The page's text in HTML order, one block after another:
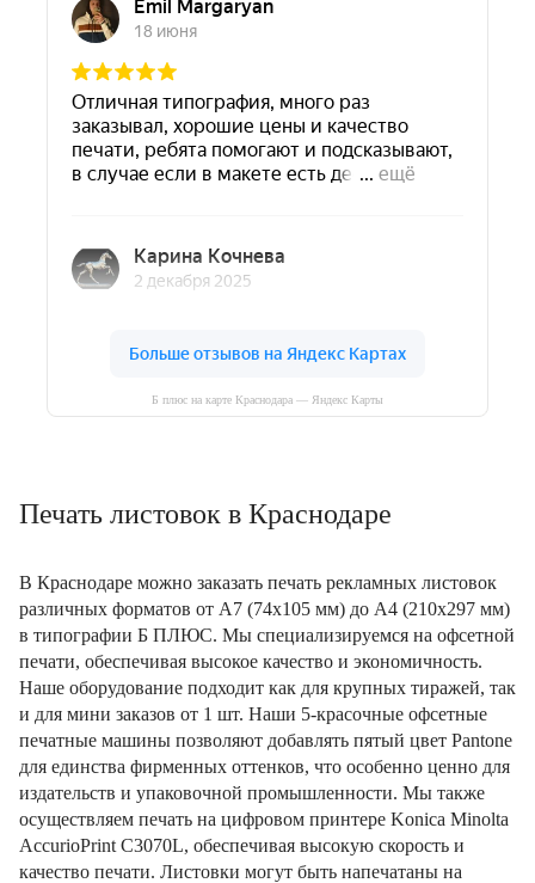
Б плюс на карте Краснодара — Яндекс Карты
Печать листовок в Краснодаре
В Краснодаре можно заказать печать рекламных листовок
различных форматов от А7 (74х105 мм) до А4 (210х297 мм)
в типографии Б ПЛЮС. Мы специализируемся на офсетной
печати, обеспечивая высокое качество и экономичность.
Наше оборудование подходит как для крупных тиражей, так
и для мини заказов от 1 шт. Наши 5-красочные офсетные
печатные машины позволяют добавлять пятый цвет Pantone
для единства фирменных оттенков, что особенно ценно для
издательств и упаковочной промышленности. Мы также
осуществляем печать на цифровом принтере Konica Minolta
AccurioPrint C3070L, обеспечивая высокую скорость и
качество печати. Листовки могут быть напечатаны на